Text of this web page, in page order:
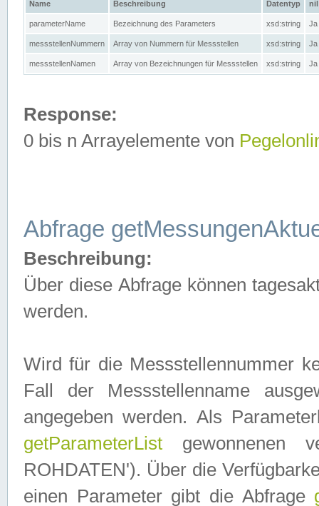
Name Beschreibung Datentyp nil
parameterName Bezeichnung des Parameters xsd:string Ja
messstellenNummern Array von Nummern für Messstellen xsd:string Ja
messstellenNamen Array von Bezeichnungen für Messstellen xsd:string Ja
Response:
0 bis n Arrayelemente von
Abfrage
Beschreibung:
Über diese Abfrage können
werden.
Wird für die Messstellennummer
Fall der Messstellenname
angegeben werden. Als
getParameterList gewonnenen
ROHDATEN'). Über die
einen Parameter gibt die Abfrage